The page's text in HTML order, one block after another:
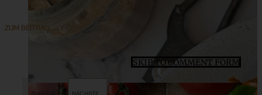
ZUM BEITRAG
SKIP TO COMMENT FORM